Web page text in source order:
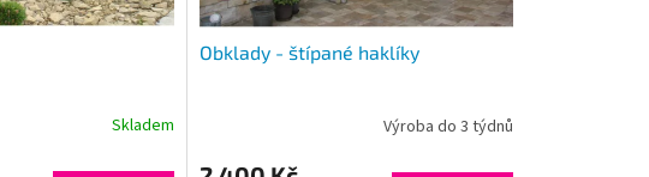
Skladem
Obklady - štípané haklíky
Výroba do 3 týdnů